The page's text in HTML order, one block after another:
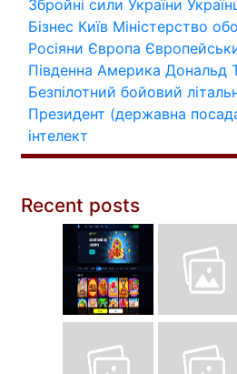
Збройні сили України
Бізнес Київ Міністерство
Росіяни Європа
Південна Америка Дональд
Безпілотний бойовий
Президент (державна
інтелект
Recent posts